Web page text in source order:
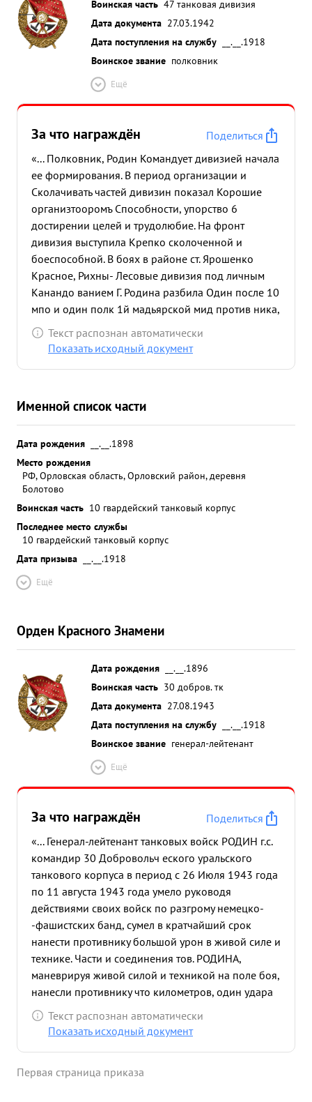
Воинская часть 47 танковая дивизия
Дата документа 27.03.1942
Дата поступления на службу
__.__.1918
Воинское звание полковник
Ещё
За что награждён
Поделиться
«... Полковник, Родин Командует дивизией начала
ее формирования. В период организации и
Сколачивать частей дивизин показал Корошие
организтооромъ Способности, упорство 6
достирении целей и трудолюбие. На фронт
дивизия выступила Крепко сколоченной и
боеспособной. В боях в районе ст. Ярошенко
Красное, Рихны- Лесовые дивизия под личным
Канандо ванием Г. Родина разбила Один после 10
мпо и один полк 1й мадьярской мид против ника,
Захватив свыше 200 чел Пленных и много
оружия. - В дальнейшем прикрывая правый фланг
боях показывал для Своих подчиненных пример
упорства в разгроме врага, Мужества Героизма. В
каждой части дивизии за личную доблесть и
Геройство много бойцов и командиров ...»
Текст распознан автоматически
Показать исходный документ
Именной список части
Дата рождения
__.__.1898
Место рождения
РФ, Орловская область, Орловский район, деревня
Болотово
Воинская часть 10 гвардейский танковый корпус
Последнее место службы
10 гвардейский танковый корпус
Дата призыва
__.__.1918
Ещё
Орден Красного Знамени
Дата рождения
__.__.1896
Воинская часть 30 добров. тк
Дата документа 27.08.1943
Дата поступления на службу
__.__.1918
Воинское звание генерал-лейтенант
Ещё
За что награждён
Поделиться
«... Генерал-лейтенант танковых войск РОДИН г.с.
командир 30 Добровольч еского уральского
танкового корпуса в период с 26 Июля 1943 года
по 11 августа 1943 года умело руководя
действиями своих войск по разгрому немецко-
-фашистских банд, сумел в кратчайший срок
нанести противнику большой урон в живой силе и
технике. Части и соединения тов. РОДИНА,
маневрируя живой силой и техникой на поле боя,
нанесли противнику что километров, один удара
за другим, пройдя для с- боями за этот период 65
освободив населенных пунктов. Лично сам тов.
перед его войсками задачи Находясь на
Текст распознан автоматически
Показать исходный документ
Первая страница приказа